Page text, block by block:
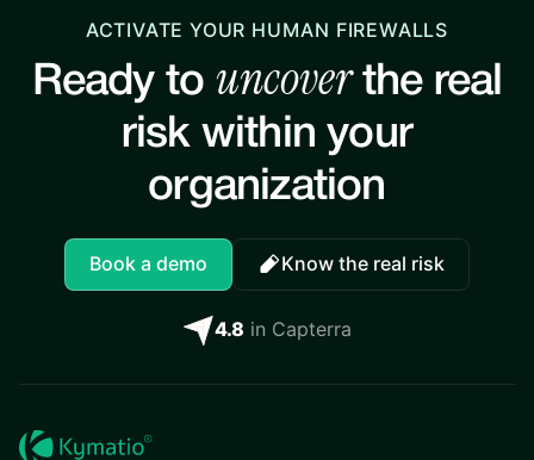
ACTIVATE YOUR HUMAN FIREWALLS
Ready to uncoverthe real
risk within your
organization
Book a demo Know the real risk
4.8 in Capterra